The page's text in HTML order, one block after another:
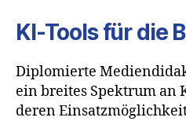
KI-Tools für die
Diplomierte
ein breites Spektrum an
deren